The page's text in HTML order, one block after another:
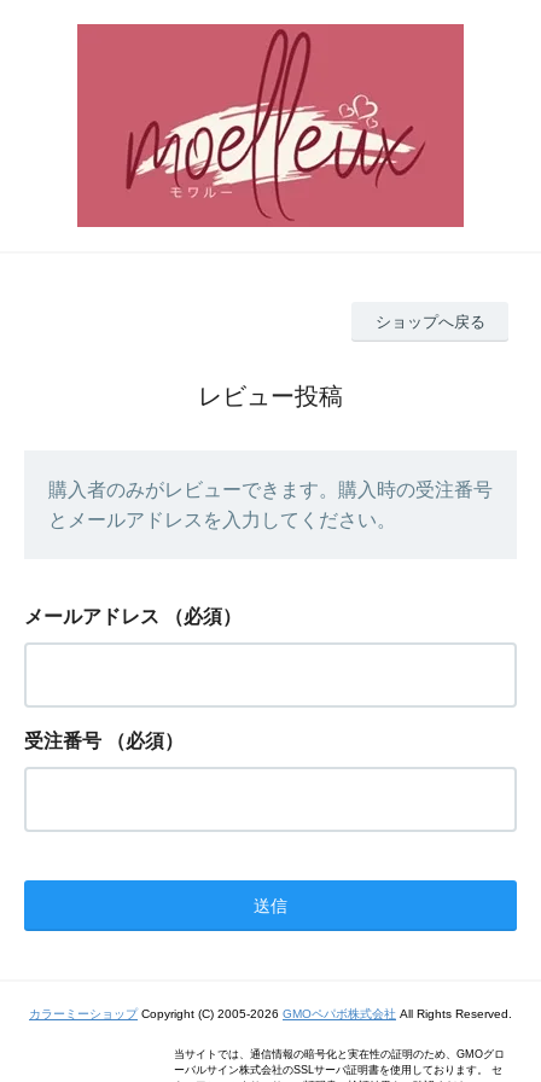
ショップへ戻る
レビュー投稿
購入者のみがレビューできます。購入時の受注番号
とメールアドレスを入力してください。
メールアドレス （必須）
受注番号 （必須）
カラーミーショップCopyright (C) 2005-2026 GMOペパボ株式会社 All Rights Reserved.
当サイトでは、通信情報の暗号化と実在性の証明のため、GMOグロ
ーバルサイン株式会社のSSLサーバ証明書を使用しております。 セ